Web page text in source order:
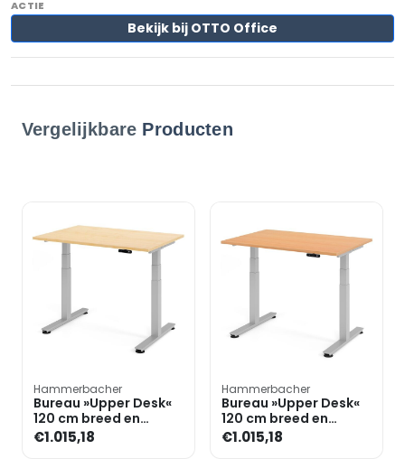
Bekijk bij OTTO Office
Vergelijkbare Producten
Hammerbacher
Bureau »Upper Desk«
120 cm breed en
elektrisch in hoogte
verstelbaar tot 128,5 c
€1.015,18
Hammerbacher
Bureau »Upper Desk«
120 cm breed en
elektrisch in hoogte
verstelbaar tot 128,5 c
€1.015,18